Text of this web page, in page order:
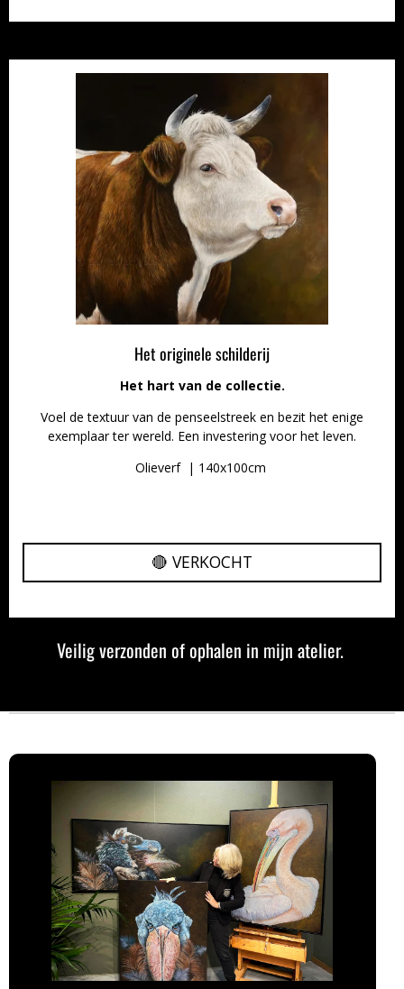
Het originele schilderij
Het hart van de collectie.
Voel de textuur van de penseelstreek en bezit het enige
exemplaar ter wereld. Een investering voor het leven.
Olieverf | 140x100cm
🔴 VERKOCHT
Veilig verzonden of ophalen in mijn atelier.